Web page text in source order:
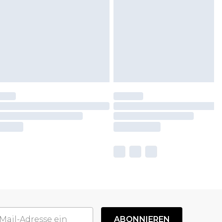
ABONNIEREN